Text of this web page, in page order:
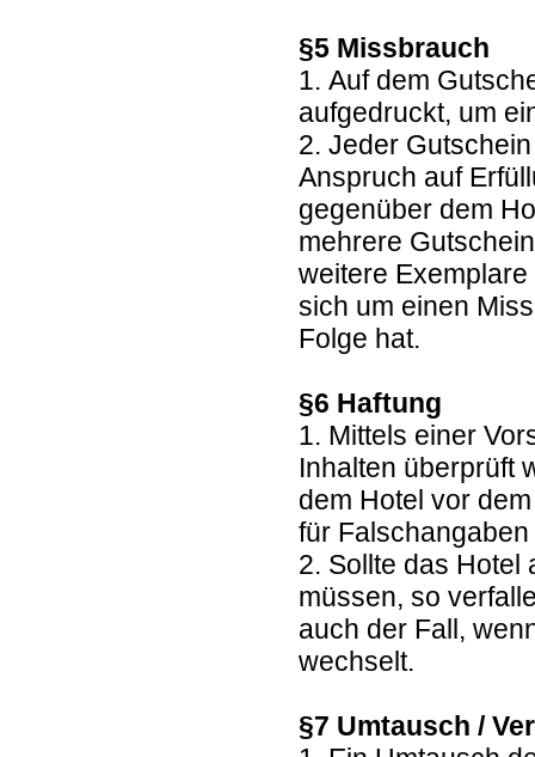
§5 Missbrauch
1. Auf dem
aufgedruckt, um
2. Jeder
Anspruch auf
gegenüber dem
mehrere
weitere
sich um einen
Folge hat.
§6 Haftung
1. Mittels einer
Inhalten überprüft
dem Hotel vor
für
2. Sollte das Hotel
müssen, so
auch der Fall,
wechselt.
§7 Umtausch /